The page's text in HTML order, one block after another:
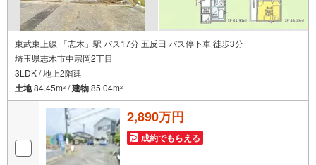
東武東上線 「志木」駅 バス17分 五反田 バス停下車 徒歩3分
埼玉県志木市中宗岡2丁目
3LDK / 地上2階建
土地84.45m2 /建物85.04m2
2,890万円
成約でもらえる